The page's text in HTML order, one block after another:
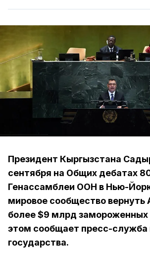
Президент Кыргызстана
сентября на Общих дебатах
Генассамблеи ООН в Нью-
мировое сообщество вернуть
более $9 млрд замороженных
этом сообщает пресс-служба
государства.